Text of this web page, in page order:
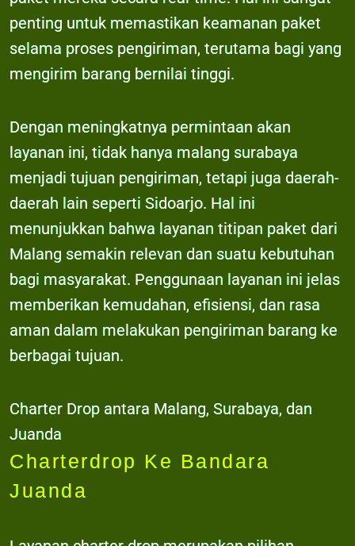
penting untuk memastikan keamanan paket
selama proses pengiriman, terutama bagi yang
mengirim barang bernilai tinggi.
Dengan meningkatnya permintaan akan
layanan ini, tidak hanya malang surabaya
menjadi tujuan pengiriman, tetapi juga daerah-
daerah lain seperti Sidoarjo. Hal ini
menunjukkan bahwa layanan titipan paket dari
Malang semakin relevan dan suatu kebutuhan
bagi masyarakat. Penggunaan layanan ini jelas
memberikan kemudahan, efisiensi, dan rasa
aman dalam melakukan pengiriman barang ke
berbagai tujuan.
Charter Drop antara Malang, Surabaya, dan
Juanda
Charterdrop Ke Bandara
Juanda